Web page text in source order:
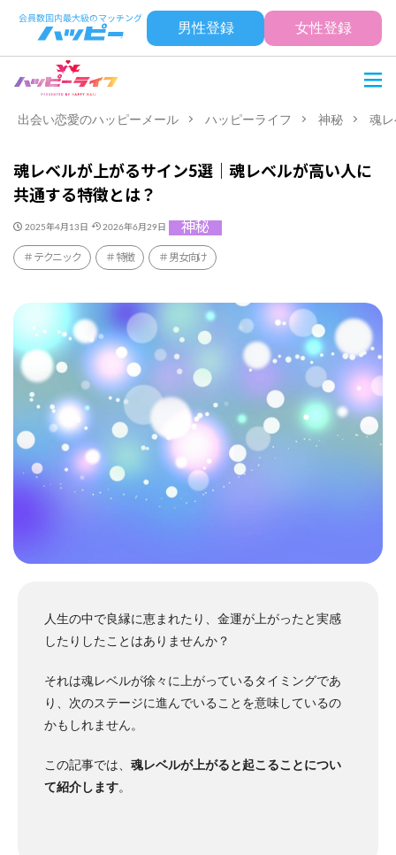
男性登録 女性登録
出会い恋愛のハッピーメール ハッピーライフ 神秘 魂
魂レベルが上がるサイン5選｜魂レベルが高い人に
共通する特徴とは？
2025年4月13日 2026年6月29日 神秘
テクニック 特徴 男女向け
人生の中で良縁に恵まれたり、金運が上がったと実感
したりしたことはありませんか？
それは魂レベルが徐々に上がっているタイミングであ
り、次のステージに進んでいることを意味しているの
かもしれません。
この記事では、 魂レベルが上がると起こることについ
て紹介します。